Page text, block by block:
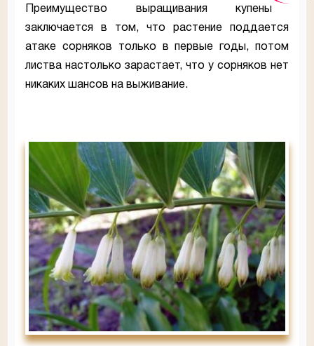
Преимущество выращивания купены
заключается в том, что растение поддается
атаке сорняков только в первые годы, потом
листва настолько зарастает, что у сорняков нет
никаких шансов на выживание.